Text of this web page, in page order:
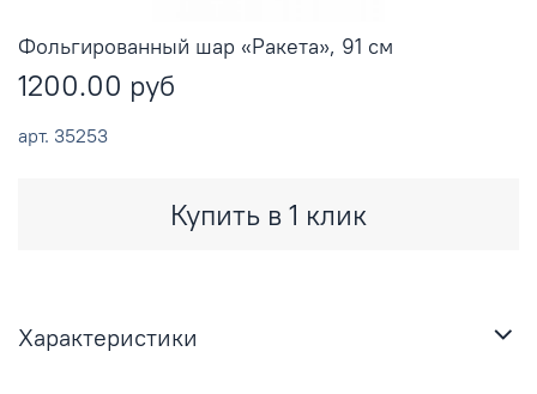
арт. 35253
Фольгированный шар «Ракета», 91 см
1200.00 руб
Купить в 1 клик
Характеристики